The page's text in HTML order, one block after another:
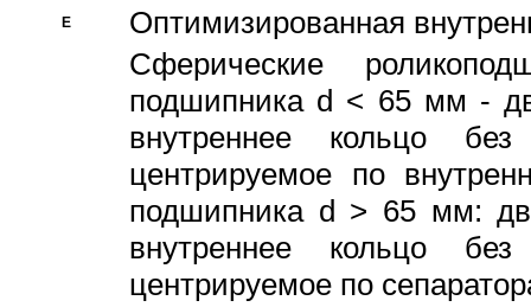
E
Оптимизированная
Сферические
подшипника d < 65 мм -
внутреннее кольцо
центрируемое по
подшипника d > 65 мм:
внутреннее кольцо
центрируемое по